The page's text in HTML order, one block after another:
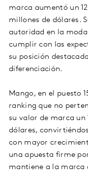
marca aumentó un
millones de dólares.
autoridad en la
cumplir con las
su posición
diferenciación.
Mango, en el puesto
ranking que no
su valor de marca un
dólares,
con mayor
una apuesta firme
mantiene a la marca